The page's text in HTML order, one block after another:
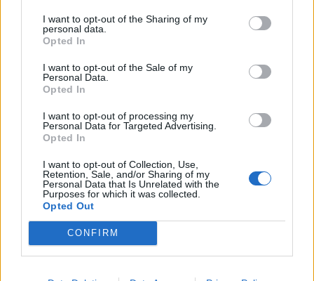
I want to opt-out of the Sharing of my
personal data.
Opted In
I want to opt-out of the Sale of my
Personal Data.
Opted In
I want to opt-out of processing my
Personal Data for Targeted Advertising.
Opted In
I want to opt-out of Collection, Use,
Retention, Sale, and/or Sharing of my
Personal Data that Is Unrelated with the
Purposes for which it was collected.
Opted Out
CONFIRM
Sütibeállítások
Médiatér
Liget
Krónika
Bihari Napló
Erdélyi Napló
Főtér